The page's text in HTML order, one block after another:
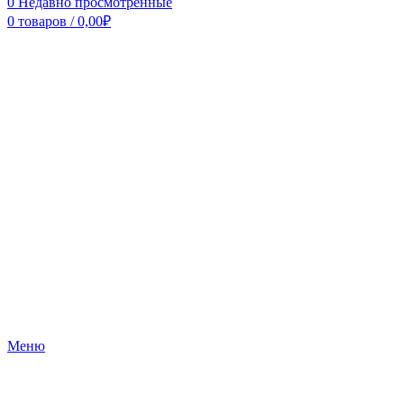
0 товаров / 0,00₽
Меню